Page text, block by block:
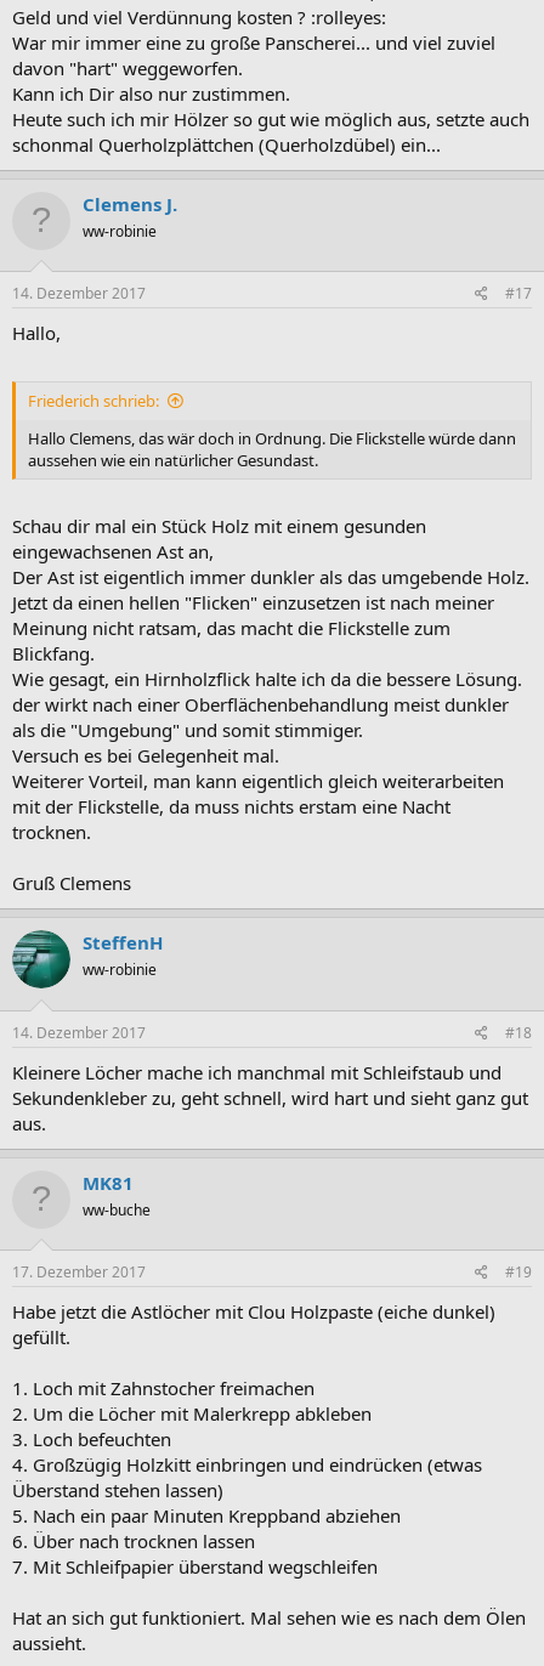
Geld und viel Verdünnung kosten ? :rolleyes:
War mir immer eine zu große Panscherei... und viel zuviel
davon "hart" weggeworfen.
Kann ich Dir also nur zustimmen.
Heute such ich mir Hölzer so gut wie möglich aus, setzte auch
schonmal Querholzplättchen (Querholzdübel) ein...
Clemens J.
ww-robinie
14. Dezember 2017 #17
Hallo,
Friederich schrieb:
Hallo Clemens, das wär doch in Ordnung. Die Flickstelle würde dann
aussehen wie ein natürlicher Gesundast.
Schau dir mal ein Stück Holz mit einem gesunden
eingewachsenen Ast an,
Der Ast ist eigentlich immer dunkler als das umgebende Holz.
Jetzt da einen hellen "Flicken" einzusetzen ist nach meiner
Meinung nicht ratsam, das macht die Flickstelle zum
Blickfang.
Wie gesagt, ein Hirnholzflick halte ich da die bessere Lösung.
der wirkt nach einer Oberflächenbehandlung meist dunkler
als die "Umgebung" und somit stimmiger.
Versuch es bei Gelegenheit mal.
Weiterer Vorteil, man kann eigentlich gleich weiterarbeiten
mit der Flickstelle, da muss nichts erstam eine Nacht
trocknen.
Gruß Clemens
SteffenH
ww-robinie
14. Dezember 2017 #18
Kleinere Löcher mache ich manchmal mit Schleifstaub und
Sekundenkleber zu, geht schnell, wird hart und sieht ganz gut
aus.
MK81
ww-buche
17. Dezember 2017 #19
Habe jetzt die Astlöcher mit Clou Holzpaste (eiche dunkel)
gefüllt.
1. Loch mit Zahnstocher freimachen
2. Um die Löcher mit Malerkrepp abkleben
3. Loch befeuchten
4. Großzügig Holzkitt einbringen und eindrücken (etwas
Überstand stehen lassen)
5. Nach ein paar Minuten Kreppband abziehen
6. Über nach trocknen lassen
7. Mit Schleifpapier überstand wegschleifen
Hat an sich gut funktioniert. Mal sehen wie es nach dem Ölen
aussieht.